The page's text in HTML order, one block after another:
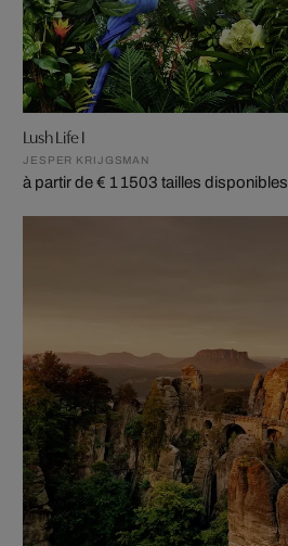
Lush Life I
JESPER KRIJGSMAN
à partir de € 1 1503 tailles disponibles